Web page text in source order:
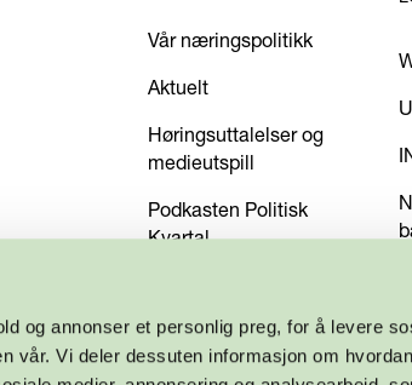
og annonser et personlig preg, for å levere
vår. Vi deler dessuten informasjon om
Vår næringspolitikk
Aktuelt
Høringsuttalelser og
medieutspill
Podkasten Politisk
Kvartal